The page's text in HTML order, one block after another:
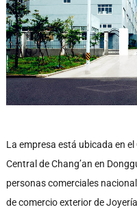
La empresa está ubicada en
Central de Chang’an en
personas comerciales
de comercio exterior de